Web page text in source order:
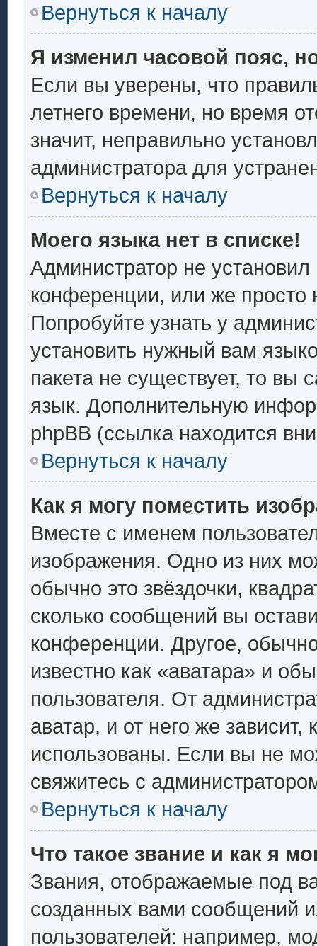
Вернуться к началу
Я изменил часовой пояс,
Если вы уверены, что
летнего времени, но время
значит, неправильно
администратора для
Вернуться к началу
Моего языка нет в списке!
Администратор не
конференции, или же просто
Попробуйте узнать у
установить нужный вам
пакета не существует, то вы
язык. Дополнительную
phpBB (ссылка находится
Вернуться к началу
Как я могу поместить
Вместе с именем
изображения. Одно из них
обычно это звёздочки,
сколько сообщений вы
конференции. Другое,
известно как «аватара» и
пользователя. От
аватар, и от него же
использованы. Если вы не
свяжитесь с
Вернуться к началу
Что такое звание и как я
Звания, отображаемые под
созданных вами сообщений
пользователей: например,